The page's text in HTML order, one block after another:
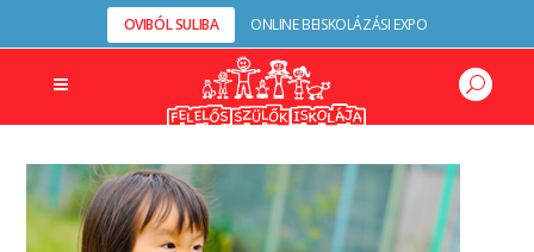
OVIBÓL SULIBA ONLINE BEISKOLÁZÁSI EXPO